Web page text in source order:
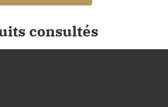
consultés